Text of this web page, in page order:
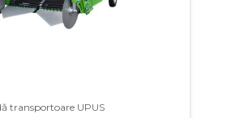
transportoare UPUS